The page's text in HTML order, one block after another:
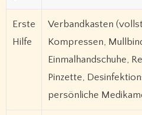
Erste
Hilfe
Verbandkasten
Kompressen,
Einmalhandschuhe,
Pinzette,
persönliche